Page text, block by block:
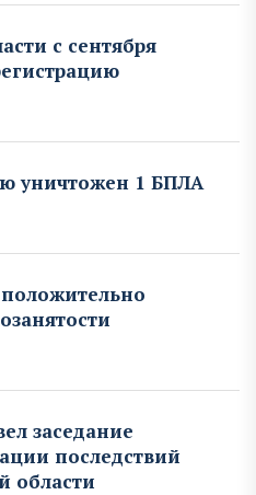
с сентября
уничтожен 1 БПЛА
заседание
последствий
области